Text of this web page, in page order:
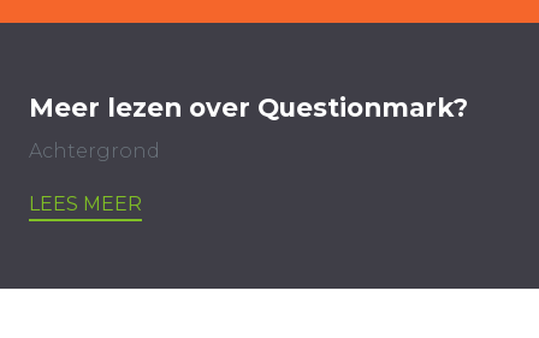
Meer lezen over Questionmark?
Achtergrond
LEES MEER